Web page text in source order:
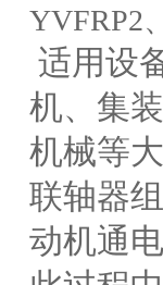
YVFRP2
适用设
机、集
机械等
联轴器
动机通